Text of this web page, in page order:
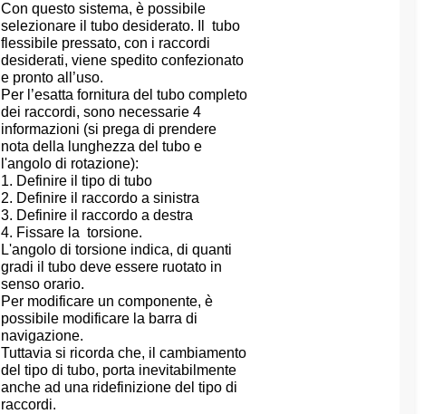
Con questo sistema, è possibile
selezionare il tubo desiderato. Il tubo
flessibile pressato, con i raccordi
desiderati, viene spedito confezionato
e pronto all’uso.
Per l’esatta fornitura del tubo completo
dei raccordi, sono necessarie 4
informazioni (si prega di prendere
nota della lunghezza del tubo e
l'angolo di rotazione):
1. Definire il tipo di tubo
2. Definire il raccordo a sinistra
3. Definire il raccordo a destra
4. Fissare la torsione.
L'angolo di torsione indica, di quanti
gradi il tubo deve essere ruotato in
senso orario.
Per modificare un componente, è
possibile modificare la barra di
navigazione.
Tuttavia si ricorda che, il cambiamento
del tipo di tubo, porta inevitabilmente
anche ad una ridefinizione del tipo di
raccordi.